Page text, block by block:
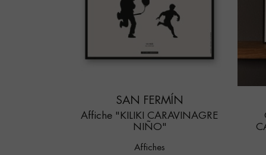
SAN FERMÍN
Affiche "KILIKI CARAVINAGRE
NIÑO"
Affiches